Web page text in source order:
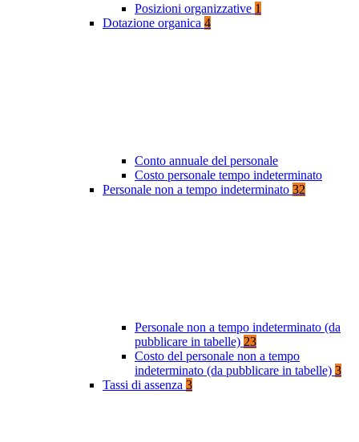
Posizioni organizzative 1
Dotazione organica 4
Conto annuale del personale
Costo personale tempo indeterminato
Personale non a tempo indeterminato 32
Personale non a tempo indeterminato (da
pubblicare in tabelle) 23
Costo del personale non a tempo
indeterminato (da pubblicare in tabelle) 3
Tassi di assenza 3